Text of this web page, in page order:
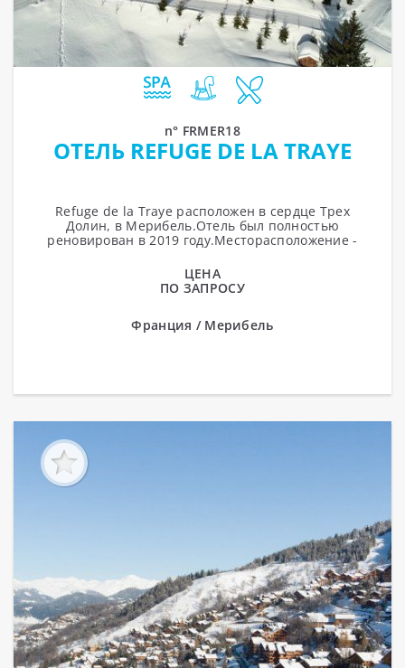
n° FRMER18
ОТЕЛЬ REFUGE DE LA TRAYE
Refuge de la Traye расположен в сердце Трех
Долин, в Мерибель.Отель был полностью
реновирован в 2019 году.Месторасположение -
автомобиле...
ЦЕНА
ПО ЗАПРОСУ
Франция / Мерибель